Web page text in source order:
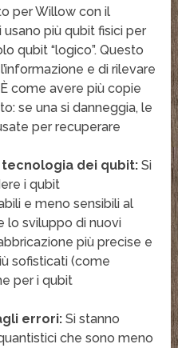
per Willow con il
usano più qubit fisici per
qubit “logico”. Questo
e di rilevare
come avere più copie
se una si danneggia, le
per recuperare
dei qubit:Si
i qubit
e meno sensibili al
lo sviluppo di nuovi
più precise e
sofisticati (come
per i qubit
errori:Si stanno
che sono meno